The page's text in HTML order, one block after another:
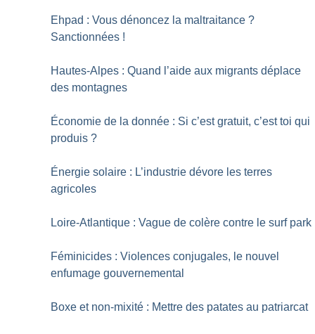
Ehpad : Vous dénoncez la maltraitance ?
Sanctionnées !
Hautes-Alpes : Quand l’aide aux migrants déplace
des montagnes
Économie de la donnée : Si c’est gratuit, c’est toi qui
produis ?
Énergie solaire : L’industrie dévore les terres
agricoles
Loire-Atlantique : Vague de colère contre le surf park
Féminicides : Violences conjugales, le nouvel
enfumage gouvernemental
Boxe et non-mixité : Mettre des patates au patriarcat